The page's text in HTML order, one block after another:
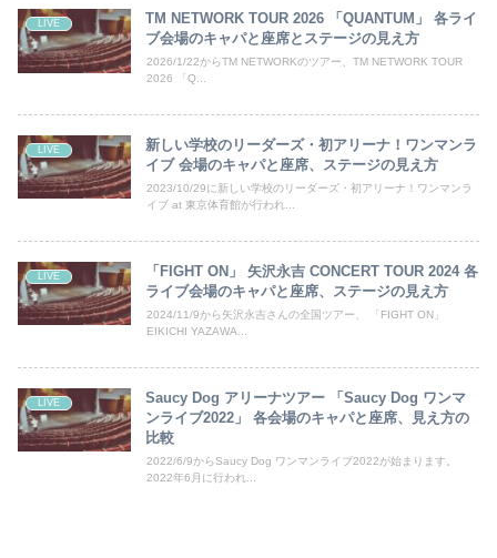
LIVE
TM NETWORK TOUR 2026 「QUANTUM」 各ライ
ブ会場のキャパと座席とステージの見え方
2026/1/22からTM NETWORKのツアー、TM NETWORK TOUR
2026 「Q...
LIVE
新しい学校のリーダーズ・初アリーナ！ワンマンラ
イブ 会場のキャパと座席、ステージの見え方
2023/10/29に新しい学校のリーダーズ・初アリーナ！ワンマンラ
イブ at 東京体育館が行われ...
LIVE
「FIGHT ON」 矢沢永吉 CONCERT TOUR 2024 各
ライブ会場のキャパと座席、ステージの見え方
2024/11/9から矢沢永吉さんの全国ツアー、 「FIGHT ON」
EIKICHI YAZAWA...
LIVE
Saucy Dog アリーナツアー 「Saucy Dog ワンマ
ンライブ2022」 各会場のキャパと座席、見え方の
比較
2022/6/9からSaucy Dog ワンマンライブ2022が始まります。
2022年6月に行われ...